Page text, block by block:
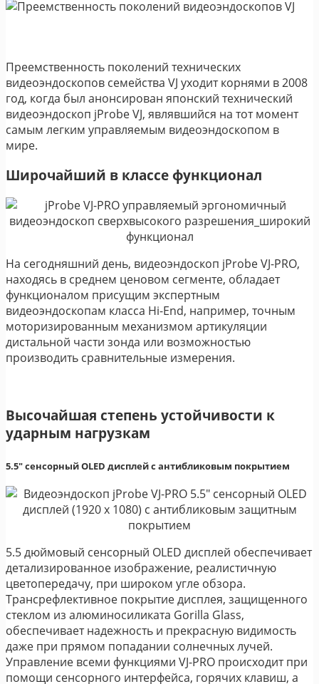
Преемственность поколений технических
видеоэндоскопов семейства VJ уходит корнями в 2008
год, когда был анонсирован японский технический
видеоэндоскоп jProbe VJ, являвшийся на тот момент
самым легким управляемым видеоэндоскопом в
мире.
Широчайший в классе функционал
На сегодняшний день, видеоэндоскоп jProbe VJ-PRO,
находясь в среднем ценовом сегменте, обладает
функционалом присущим экспертным
видеоэндоскопам класса Hi-End, например, точным
моторизированным механизмом артикуляции
дистальной части зонда или возможностью
производить сравнительные измерения.
Высочайшая степень устойчивости к
ударным нагрузкам
5.5" сенсорный OLED дисплей с антибликовым покрытием
5.5 дюймовый сенсорный OLED дисплей обеспечивает
детализированное изображение, реалистичную
цветопередачу, при широком угле обзора.
Трансрефлективное покрытие дисплея, защищенного
стеклом из алюминосиликата Gorilla Glass,
обеспечивает надежность и прекрасную видимость
даже при прямом попадании солнечных лучей.
Управление всеми функциями VJ-PRO происходит при
помощи сенсорного интерфейса, горячих клавиш, а